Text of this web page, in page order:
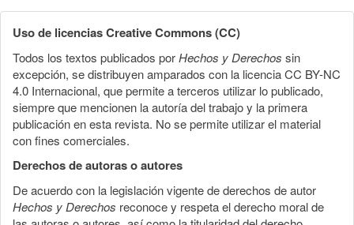
Uso de licencias Creative Commons (CC)
Todos los textos publicados porHechos y Derechos sin
excepción, se distribuyen amparados con la licencia CC BY-NC
4.0 Internacional, que permite a terceros utilizar lo publicado,
siempre que mencionen la autoría del trabajo y la primera
publicación en esta revista. No se permite utilizar el material
con fines comerciales.
Derechos de autoras o autores
De acuerdo con la legislación vigente de derechos de autor
Hechos y Derechos reconoce y respeta el derecho moral de